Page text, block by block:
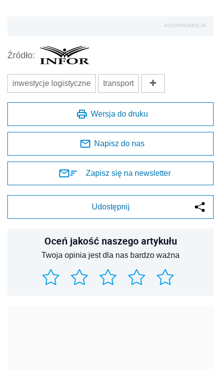
AUTOPROMOCJA
Źródło:
inwestycje logistyczne transport
Wersja do druku
Napisz do nas
Zapisz się na newsletter
Udostępnij
Oceń jakość naszego artykułu
Twoja opinia jest dla nas bardzo ważna